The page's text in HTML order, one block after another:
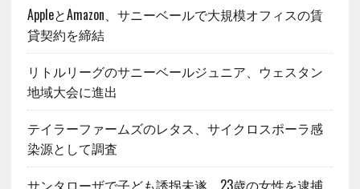
AppleとAmazon、サニーベールで大規模オフィスの賃
貸契約を締結
リトルリーグのサニーベールジュニア、ウェスタン
地域大会に進出
テイラーファームズのレタス、サイクロスポーラ感
染源として調査
サンタローザで子ども誘拐未遂、23歳の女性を逮捕